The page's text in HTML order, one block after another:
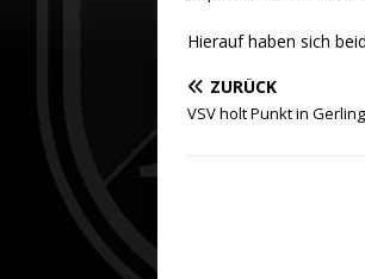
Hierauf haben sich
ZURÜCK
VSV holt Punkt in